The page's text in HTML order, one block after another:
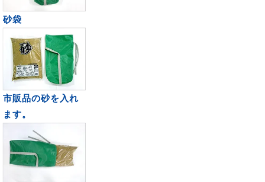
砂袋
市販品の砂を入れ
ます。